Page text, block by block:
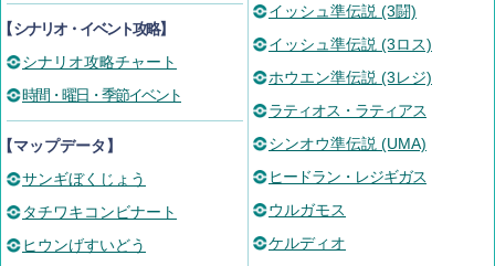
シナリオ・イベント攻略】
シナリオ攻略チャート
時間・曜日・季節イベント
マップデータ】
サンギぼくじょう
タチワキコンビナート
ヒウンげすいどう
イッシュ準伝説 (3闘)
イッシュ準伝説 (3ロス)
ホウエン準伝説 (3レジ)
ラティオス・ラティアス
シンオウ準伝説 (UMA)
ヒードラン・レジギガス
ウルガモス
ケルディオ